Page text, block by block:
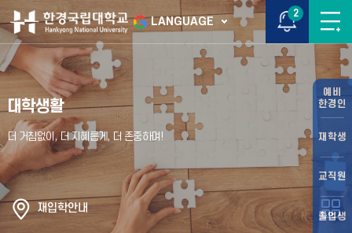
LANGUAGE
2
예비
한경인
재학생
교직원
졸업생
대학생활
재입학안내